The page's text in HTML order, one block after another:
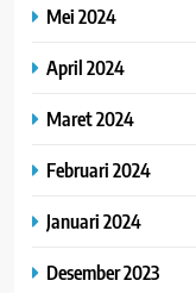
Mei 2024
April 2024
Maret 2024
Februari 2024
Januari 2024
Desember 2023